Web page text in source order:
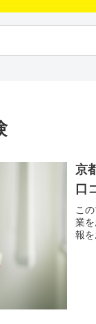
京
口
こ
業
報